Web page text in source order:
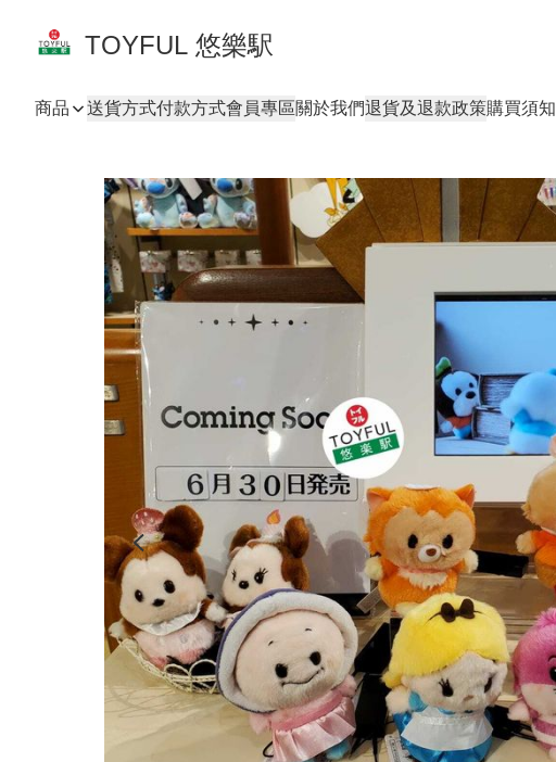
TOYFUL 悠樂駅
商品 送貨方式付款方式會員專區關於我們退貨及退款政策購買須知